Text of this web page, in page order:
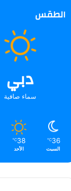
الطقس
دبي
سماء صافية
36
℃
السبت
38
℃
الأحد